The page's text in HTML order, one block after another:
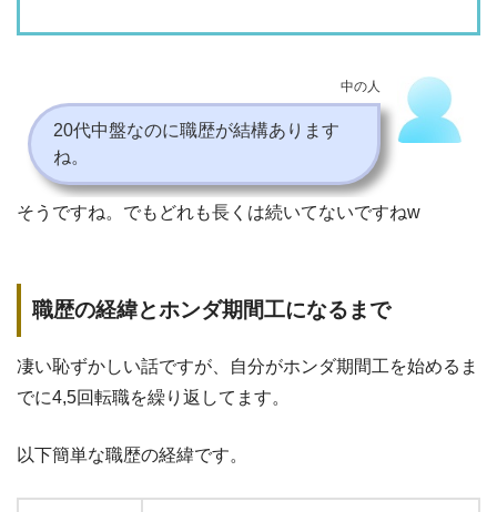
中の人
20代中盤なのに職歴が結構あります
ね。
そうですね。でもどれも長くは続いてないですねw
職歴の経緯とホンダ期間工になるまで
凄い恥ずかしい話ですが、自分がホンダ期間工を始めるま
でに4,5回転職を繰り返してます。
以下簡単な職歴の経緯です。